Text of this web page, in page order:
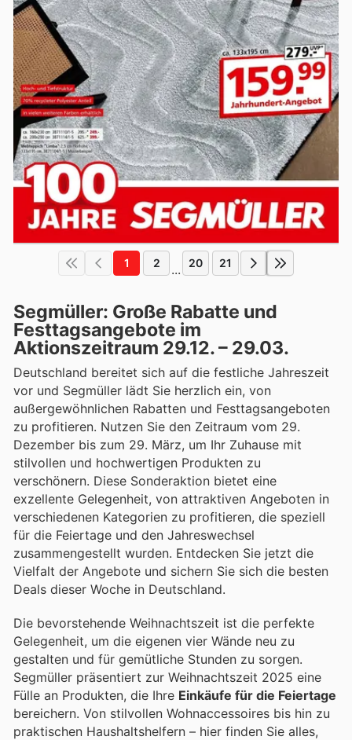
1 2 ... 20 21
Segmüller: Große Rabatte und
Festtagsangebote im
Aktionszeitraum 29.12. – 29.03.
Deutschland bereitet sich auf die festliche Jahreszeit
vor und Segmüller lädt Sie herzlich ein, von
außergewöhnlichen Rabatten und Festtagsangeboten
zu profitieren. Nutzen Sie den Zeitraum vom 29.
Dezember bis zum 29. März, um Ihr Zuhause mit
stilvollen und hochwertigen Produkten zu
verschönern. Diese Sonderaktion bietet eine
exzellente Gelegenheit, von attraktiven Angeboten in
verschiedenen Kategorien zu profitieren, die speziell
für die Feiertage und den Jahreswechsel
zusammengestellt wurden. Entdecken Sie jetzt die
Vielfalt der Angebote und sichern Sie sich die besten
Deals dieser Woche in Deutschland.
Die bevorstehende Weihnachtszeit ist die perfekte
Gelegenheit, um die eigenen vier Wände neu zu
gestalten und für gemütliche Stunden zu sorgen.
Segmüller präsentiert zur Weihnachtszeit 2025 eine
Fülle an Produkten, die Ihre Einkäufe für die Feiertage
bereichern. Von stilvollen Wohnaccessoires bis hin zu
praktischen Haushaltshelfern – hier finden Sie alles,